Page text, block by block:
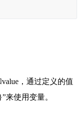
，通过定义的值
来使用变量。